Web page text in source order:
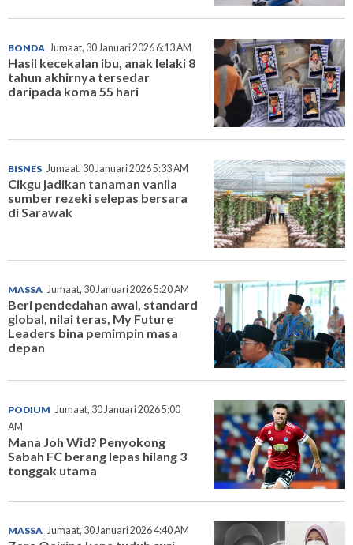
BONDA Jumaat, 30 Januari 2026 6:13 AM
Hasil kecekalan ibu, anak lelaki 8
tahun akhirnya tersedar
daripada koma 55 hari
BISNES Jumaat, 30 Januari 2026 5:33 AM
Cikgu jadikan tanaman vanila
sumber rezeki selepas bersara
di Sarawak
MASSA Jumaat, 30 Januari 2026 5:20 AM
Beri pendedahan awal, standard
global, nilai teras, My Future
Leaders bina pemimpin masa
depan
PODIUM Jumaat, 30 Januari 2026 5:00
AM
Mana Joh Wid? Penyokong
Sabah FC berang lepas hilang 3
tonggak utama
MASSA Jumaat, 30 Januari 2026 4:40 AM